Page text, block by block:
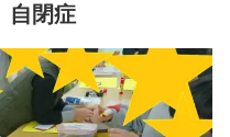
閉症